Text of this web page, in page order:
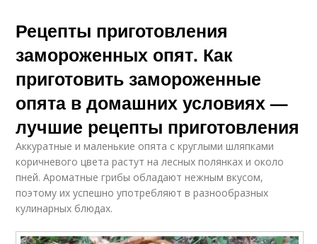
Рецепты приготовления
замороженных опят. Как
приготовить замороженные
опята в домашних условиях —
лучшие рецепты приготовления
Аккуратные и маленькие опята с круглыми шляпками
коричневого цвета растут на лесных полянках и около
пней. Ароматные грибы обладают нежным вкусом,
поэтому их успешно употребляют в разнообразных
кулинарных блюдах.